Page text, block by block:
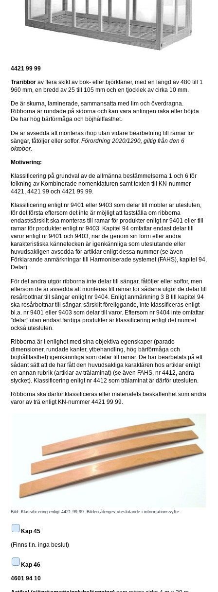
4421 99 99
Träribbor av flera skikt av bok- eller björkfaner, med en längd av 480 till 1
960 mm, en bredd av 25 till 105 mm och en tjocklek av cirka 10 mm.
De är skurna, laminerade, sammansatta med lim och överdragna.
Ribborna är rundade på sidorna och kan vara antingen raka eller böjda.
De har hög bärförmåga och böjhållfasthet.
De är avsedda att monteras ihop utan vidare bearbetning till ramar för
sängar, fåtöljer eller soffor. Förordning 2020/1290, giltig från den 6
oktober.
Motivering:
Klassificering på grundval av de allmänna bestämmelserna 1 och 6 för
tolkning av Kombinerade nomenklaturen samt texten till KN-nummer
4421, 4421 99 och 4421 99 99.
Klassificering enligt nr 9401 eller 9403 som delar till möbler är utesluten,
för det första eftersom det inte är möjligt att fastställa om ribborna
endast/särskilt ska monteras till ramar för produkter enligt nr 9401 eller till
ramar för produkter enligt nr 9403. Kapitel 94 omfattar endast delar till
varor enligt nr 9401 och 9403, när de genom sin form eller andra
karakteristiska kännetecken är igenkännliga som uteslutande eller
huvudsakligen avsedda för artiklar enligt dessa nummer (se även
Förklarande anmärkningar till Harmoniserade systemet (FAHS), kapitel 94,
Delar).
För det andra utgör ribborna inte delar till sängar, fåtöljer eller soffor, men
eftersom de är avsedda att monteras till ramar för sådana utgör de delar till
resårbottnar till sängar enligt nr 9404. Enligt anmärkning 3 B till kapitel 94
ska resårbottnar till sängar, särskilt föreliggande, inte klassificeras enligt
bl.a. nr 9401 eller 9403 som delar till varor. Eftersom nr 9404 inte omfattar
”delar” utan endast färdiga produkter är klassificering enligt det numret
också utesluten.
Ribborna är i enlighet med sina objektiva egenskaper (parade
dimensioner, rundade kanter, ytbehandling, hög bärförmåga och
böjhållfasthet) igenkännliga som delar till ramar. De har bearbetats på ett
sådant sätt att de har fått den huvudsakliga karaktären hos artiklar enligt
en annan rubrik (artiklar av trälaminat) (se även FAHS, nr 4412, andra
stycket). Klassificering enligt nr 4412 som trälaminat är därför utesluten.
Ribborna ska därför klassificeras efter materialets beskaffenhet som andra
varor av trä enligt KN-nummer 4421 99 99.
Bild: Klassificering enligt 4421 99 99. Bilden återges uteslutande i informationssyfte.
Kap 45
(Finns f.n. inga beslut)
Kap 46
4601 94 10